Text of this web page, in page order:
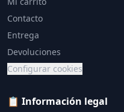
Contacto
Entrega
Devoluciones
Configurar cookies
📋 Información legal